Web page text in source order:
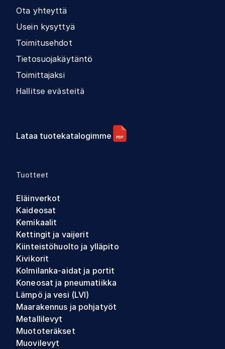
Ota yhteyttä
Usein kysyttyä
Toimitusehdot
Tietosuojakäytäntö
Toimittajaksi
Hallitse evästeitä
Lataa tuotekatalogimme
Tuotteet
Eläinverkot
Kaideosat
Kemikaalit
Kettingit ja vaijerit
Kiinteistöhuolto ja ylläpito
Kivikorit
Kolmilanka-aidat ja portit
Koneosat ja pneumatiikka
Lämpö ja vesi (LVI)
Maarakennus ja pohjatyöt
Metallilevyt
Muototeräkset
Muovilevyt